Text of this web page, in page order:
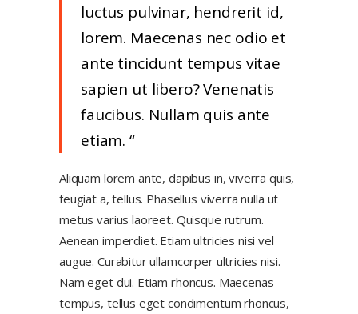
luctus pulvinar, hendrerit id,
lorem. Maecenas nec odio et
ante tincidunt tempus vitae
sapien ut libero? Venenatis
faucibus. Nullam quis ante
etiam.
Aliquam lorem ante, dapibus in, viverra quis,
feugiat a, tellus. Phasellus viverra nulla ut
metus varius laoreet. Quisque rutrum.
Aenean imperdiet. Etiam ultricies nisi vel
augue. Curabitur ullamcorper ultricies nisi.
Nam eget dui. Etiam rhoncus. Maecenas
tempus, tellus eget condimentum rhoncus,